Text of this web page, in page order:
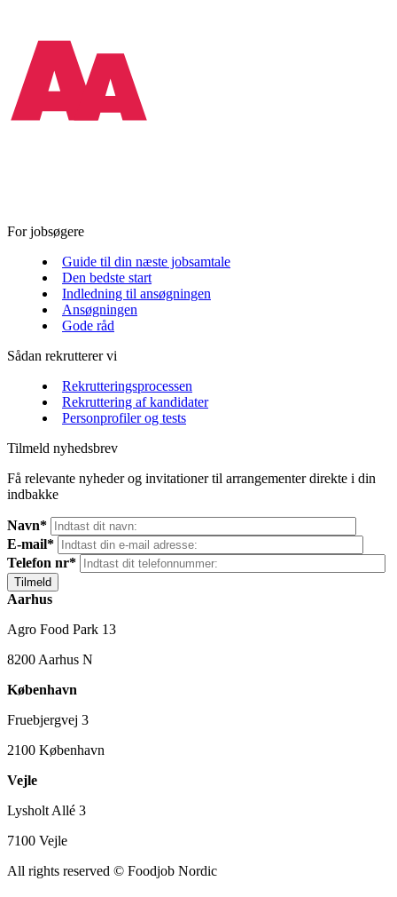
For jobsøgere
Guide til din næste jobsamtale
Den bedste start
Indledning til ansøgningen
Ansøgningen
Gode råd
Sådan rekrutterer vi
Rekrutteringsprocessen
Rekruttering af kandidater
Personprofiler og tests
Tilmeld nyhedsbrev
Få relevante nyheder og invitationer til arrangementer direkte i din
indbakke
Navn*
E-mail*
Telefon nr*
Aarhus
Agro Food Park 13
8200 Aarhus N
København
Fruebjergvej 3
2100 København
Vejle
Lysholt Allé 3
7100 Vejle
All rights reserved © Foodjob Nordic